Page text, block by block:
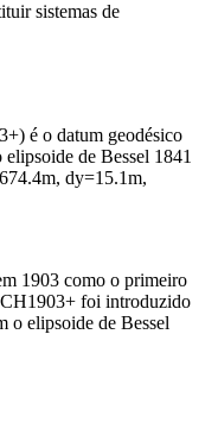
sistemas de
é o datum geodésico
de Bessel 1841
dy=15.1m,
1903 como o primeiro
CH1903+ foi introduzido
o elipsoide de Bessel